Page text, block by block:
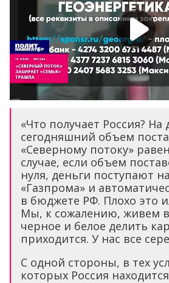
«Что получает Россия? На
сегодняшний объем
«Северному потоку»
случае, если объем
нуля, деньги поступают
«Газпрома» и
в бюджете РФ. Плохо это
Мы, к сожалению, живем
черное и белое делить
приходится. У нас все
С одной стороны, в тех
которых Россия